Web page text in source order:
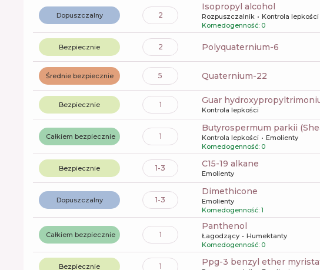
Dopuszczalny 2
isopropyl alcohol
Rozpuszczalnik Kontrola lepkości
Komedogenność: 0
Bezpiecznie 2 polyquaternium-6
Średnie bezpiecznie 5 quaternium-22
Bezpiecznie 1 guar
Kontrola lepkości
Całkiem bezpiecznie 1
butyrospermum parkii
Kontrola lepkości
Emolienty
Komedogenność: 0
Bezpiecznie 1-3 c15-19 alkane
Emolienty
Dopuszczalny 1-3
dimethicone
Emolienty
Komedogenność: 1
Całkiem bezpiecznie 1
panthenol
Łagodzący
Humektanty
Komedogenność: 0
Bezpiecznie 1 ppg-3 benzyl ether